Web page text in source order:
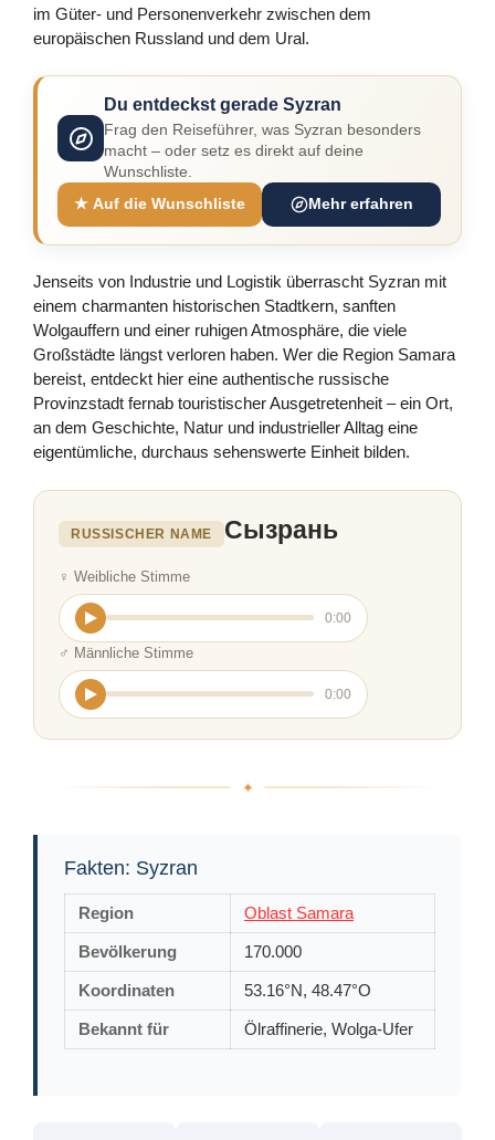
im Güter- und Personenverkehr zwischen dem
europäischen Russland und dem Ural.
Du entdeckst gerade Syzran
Frag den Reiseführer, was Syzran besonders
macht – oder setz es direkt auf deine
Wunschliste.
★ Auf die Wunschliste
Mehr erfahren
Jenseits von Industrie und Logistik überrascht Syzran mit
einem charmanten historischen Stadtkern, sanften
Wolgauffern und einer ruhigen Atmosphäre, die viele
Großstädte längst verloren haben. Wer die Region Samara
bereist, entdeckt hier eine authentische russische
Provinzstadt fernab touristischer Ausgetretenheit – ein Ort,
an dem Geschichte, Natur und industrieller Alltag eine
eigentümliche, durchaus sehenswerte Einheit bilden.
RUSSISCHER NAME Сызрань
♀ Weibliche Stimme
0:00
♂ Männliche Stimme
0:00
Fakten: Syzran
Region Oblast Samara
Bevölkerung 170.000
Koordinaten 53.16°N, 48.47°O
Bekannt für Ölraffinerie, Wolga-Ufer